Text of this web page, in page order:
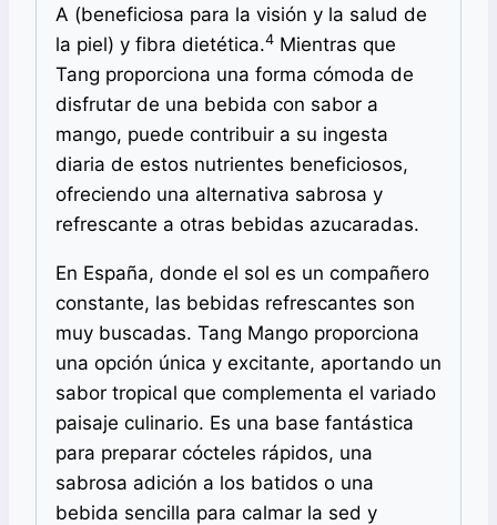
A (beneficiosa para la visión y la salud de
la piel) y fibra dietética.4 Mientras que
Tang proporciona una forma cómoda de
disfrutar de una bebida con sabor a
mango, puede contribuir a su ingesta
diaria de estos nutrientes beneficiosos,
ofreciendo una alternativa sabrosa y
refrescante a otras bebidas azucaradas.
En España, donde el sol es un compañero
constante, las bebidas refrescantes son
muy buscadas. Tang Mango proporciona
una opción única y excitante, aportando un
sabor tropical que complementa el variado
paisaje culinario. Es una base fantástica
para preparar cócteles rápidos, una
sabrosa adición a los batidos o una
bebida sencilla para calmar la sed y